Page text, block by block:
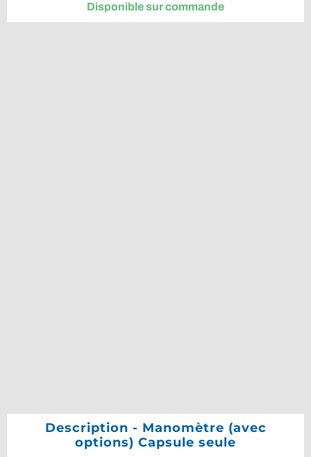
Disponible sur commande
Description - Manomètre (avec
options) Capsule seule